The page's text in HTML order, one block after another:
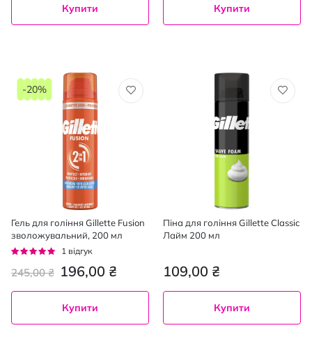
Купити Купити
Гель для гоління Gillette Fusion
зволожувальний, 200 мл
Рейтинг:
1 відгук
196,00 ₴
245,00 ₴
-20%
Купити
Піна для гоління Gillette Classic
Лайм 200 мл
109,00 ₴
Купити